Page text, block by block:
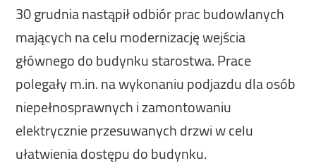
30 grudnia nastąpił odbiór prac budowlanych
mających na celu modernizację wejścia
głównego do budynku starostwa. Prace
polegały m.in. na wykonaniu podjazdu dla osób
niepełnosprawnych i zamontowaniu
elektrycznie przesuwanych drzwi w celu
ułatwienia dostępu do budynku.